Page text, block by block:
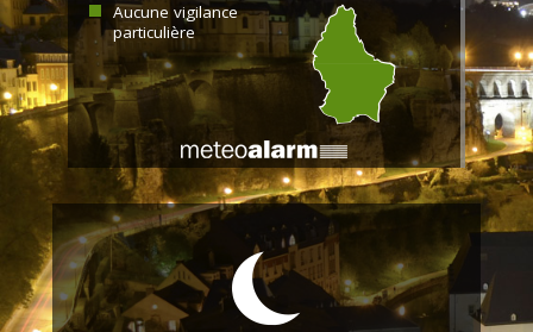
Aucune vigilance
particulière